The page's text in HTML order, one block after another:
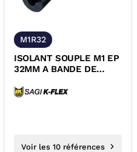
M1R32
ISOLANT SOUPLE M1 EP
32MM A BANDE DE
ADHESIVE
Voir les 10 références